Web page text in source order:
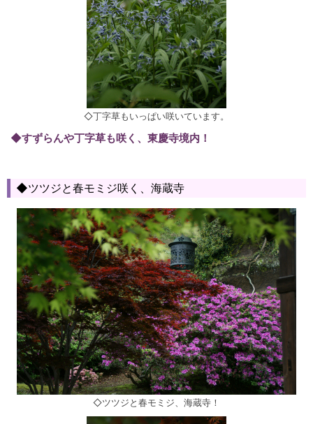
◇丁字草もいっぱい咲いています。
◆すずらんや丁字草も咲く、東慶寺境内！
◆ツツジと春モミジ咲く、海蔵寺
◇ツツジと春モミジ、海蔵寺！